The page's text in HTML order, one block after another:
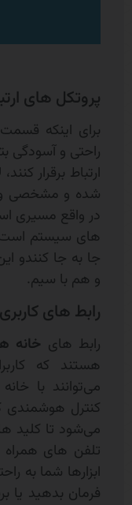
پروتکل های
برای اینکه
راحتی و آسودگی
ارتباط برقرار
شده و مشخصی
در واقع مسیری
های سیستم است
جا به جا کنندو
و هم با سیم.
رابط های کاربری
رابط های خانه
هستند که
می‌توانند با خانه
کنترل هوشمندی
می‌شود تا کلید
تلفن های
ابزارها شما به
فرمان بدهید یا